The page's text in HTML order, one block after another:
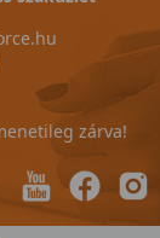
zárva!